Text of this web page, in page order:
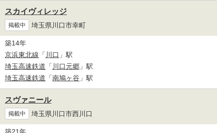
スカイヴィレッジ
掲載中 埼玉県川口市幸町
築14年
京浜東北線 「 川口 」駅
埼玉高速鉄道 「 川口元郷 」駅
埼玉高速鉄道 「南鳩ヶ谷 」駅
スヴァニール
掲載中 埼玉県川口市西川口